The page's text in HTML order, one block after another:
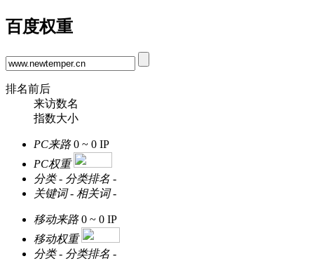
百度权重
排名前后
来访数名
指数大小
PC来路 0 ~ 0 IP
PC权重
分类 - 分类排名 -
关键词 - 相关词 -
移动来路 0 ~ 0 IP
移动权重
分类 - 分类排名 -